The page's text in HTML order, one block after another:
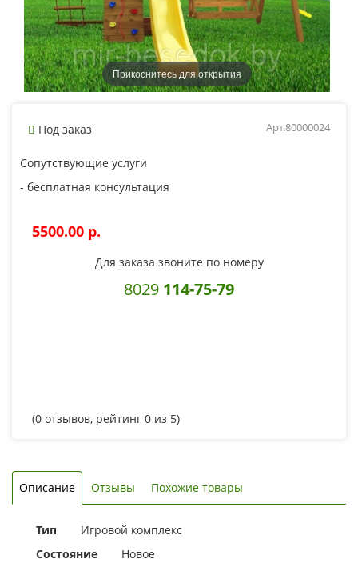
Прикоснитесь для открытия
Под заказ Арт.80000024
Сопутствующие услуги
- бесплатная консультация
5500.00 p.
Для заказа звоните по номеру
8029 114-75-79
(0 отзывов, рейтинг 0 из 5)
Описание Отзывы Похожие товары
Тип
Игровой комплекс
Состояние
Новое